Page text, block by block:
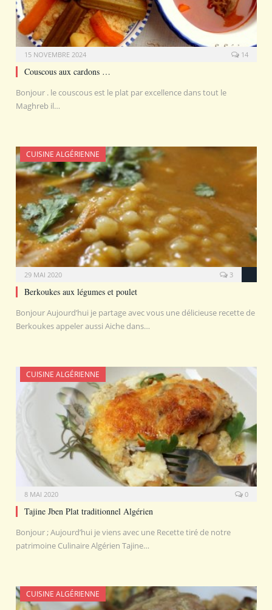
15 NOVEMBRE 2024 14
Couscous aux cardons …
Bonjour . le couscous est le plat par excellence dans tout le
Maghreb il…
CUISINE ALGÉRIENNE
29 MAI 2020 3
Berkoukes aux légumes et poulet
Bonjour Aujourd’hui je partage avec vous une délicieuse recette de
Berkoukes appeler aussi Aiche dans…
CUISINE ALGÉRIENNE
8 MAI 2020 0
Tajine Jben Plat traditionnel Algérien
Bonjour ; Aujourd’hui je viens avec une Recette tiré de notre
patrimoine Culinaire Algérien Tajine…
CUISINE ALGÉRIENNE